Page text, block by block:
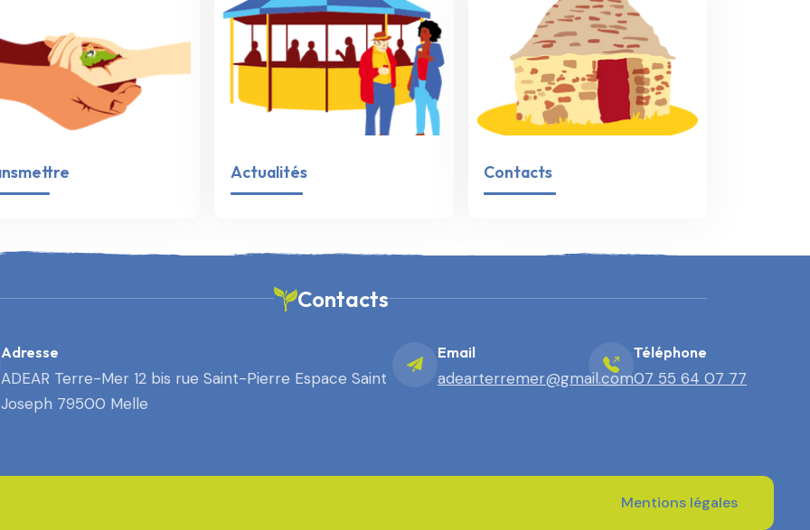
Actualités Contacts
Contacts
Adresse
ADEAR Terre-Mer 12 bis rue Saint-Pierre Espace Saint
Joseph 79500 Melle
Email
adearterremer@gmail.com
Téléphone
07 55 64 07 77
Mentions légales